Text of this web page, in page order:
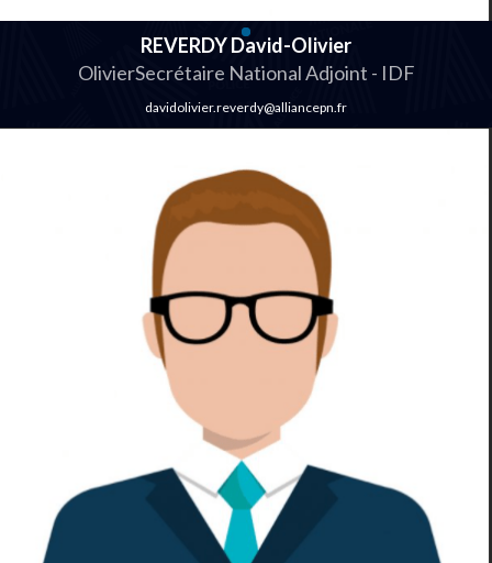
REVERDY David-Olivier
OlivierSecrétaire National Adjoint - IDF
davidolivier.reverdy@alliancepn.fr